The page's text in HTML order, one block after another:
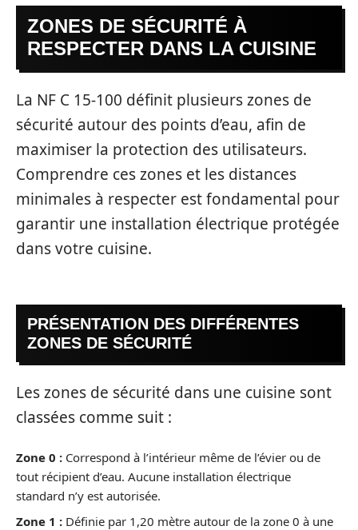
ZONES DE SÉCURITÉ À
RESPECTER DANS LA CUISINE
La NF C 15-100 définit plusieurs zones de
sécurité autour des points d’eau, afin de
maximiser la protection des utilisateurs.
Comprendre ces zones et les distances
minimales à respecter est fondamental pour
garantir une installation électrique protégée
dans votre cuisine.
PRÉSENTATION DES DIFFÉRENTES
ZONES DE SÉCURITÉ
Les zones de sécurité dans une cuisine sont
classées comme suit :
Zone 0 : Correspond à l’intérieur même de l’évier ou de
tout récipient d’eau. Aucune installation électrique
standard n’y est autorisée.
Zone 1 : Définie par 1,20 mètre autour de la zone 0 à une